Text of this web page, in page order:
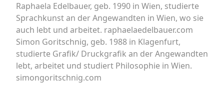
Raphaela Edelbauer, geb. 1990 in Wien, studierte
Sprachkunst an der Angewandten in Wien, wo sie
auch lebt und arbeitet. raphaelaedelbauer.com
Simon Goritschnig, geb. 1988 in Klagenfurt,
studierte Grafik/ Druckgrafik an der Angewandten
lebt, arbeitet und studiert Philosophie in Wien.
simongoritschnig.com